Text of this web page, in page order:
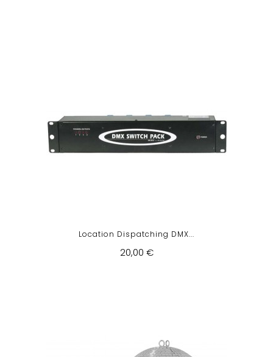
Location Dispatching DMX...
20,00 €